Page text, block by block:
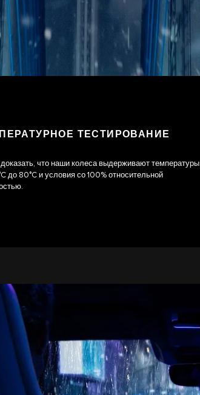
ТЕСТИРОВАНИЕ
что наши колеса выдерживают температуры
до 80°C и условия со 100% относительной